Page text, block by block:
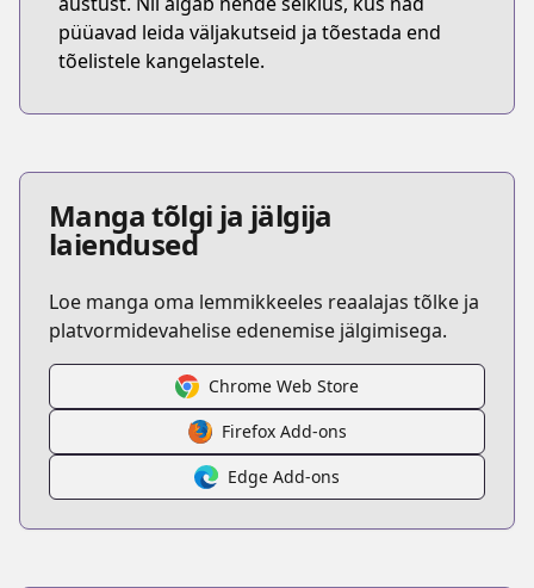
püüavad leida väljakutseid ja tõestada end
tõelistele kangelastele.
Manga tõlgi ja jälgija
laiendused
Loe manga oma lemmikkeeles reaalajas tõlke ja
platvormidevahelise edenemise jälgimisega.
Chrome Web Store
Firefox Add-ons
Edge Add-ons